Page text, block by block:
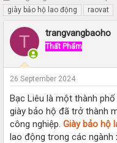
h
r
e
d
a
r
e
r
t
a
r
giày bảo hộ lao động
raovat
T trangvangbaoho
Thất Phẩm
26 September 2024
Bạc Liêu là một thành
giày bảo hộ đã trở thành
công nghiệp. Giày bảo hộ
lao động trong các ngành